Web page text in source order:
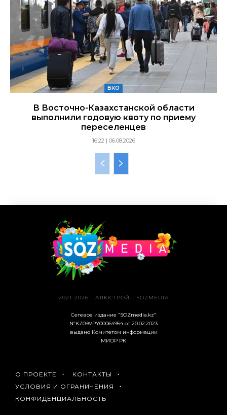
ВКО
В Восточно-Казахстанской области
выполнили годовую квоту по приему
переселенцев
16:22 | 06.08.2026
2021-2026 - АЛЮСТРОЙ - SOZMEDIA
Сетевое издание “SOZmedia.kz”
№KZ09VPY00064954 от 20.02.2023
выдано Комитетом информации
МИОР РК
О ПРОЕКТЕ
КОНТАКТЫ
УСЛОВИЯ И ОГРАНИЧЕНИЯ
КОНФИДЕНЦИАЛЬНОСТЬ